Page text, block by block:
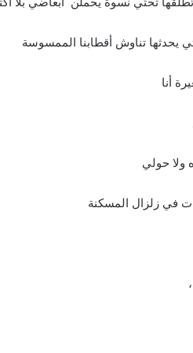
يحدثها تناوش أقطابنا الممسوسة
أنا
ولا حولي
في زلزال المسكنة